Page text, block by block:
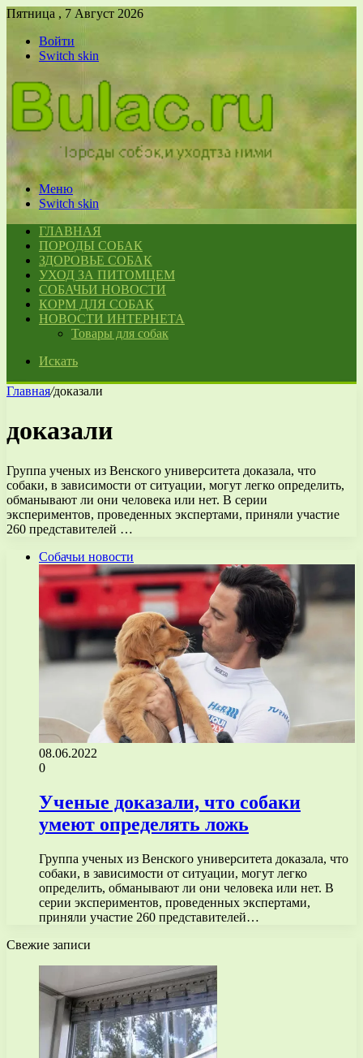
Пятница , 7 Август 2026
Войти
Switch skin
Меню
Switch skin
ГЛАВНАЯ
ПОРОДЫ СОБАК
ЗДОРОВЬЕ СОБАК
УХОД ЗА ПИТОМЦЕМ
СОБАЧЬИ НОВОСТИ
КОРМ ДЛЯ СОБАК
НОВОСТИ ИНТЕРНЕТА
Товары для собак
Искать
Главная/доказали
доказали
Группа ученых из Венского университета доказала, что
собаки, в зависимости от ситуации, могут легко определить,
обманывают ли они человека или нет. В серии
экспериментов, проведенных экспертами, приняли участие
260 представителей …
Собачьи новости
08.06.2022
0
Ученые доказали, что собаки
умеют определять ложь
Группа ученых из Венского университета доказала, что
собаки, в зависимости от ситуации, могут легко
определить, обманывают ли они человека или нет. В
серии экспериментов, проведенных экспертами,
приняли участие 260 представителей…
Свежие записи